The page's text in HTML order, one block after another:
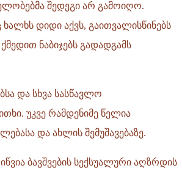
შედეგი არ გამოიღო.
დიდი აქვს, გაითვალისწინებს
ნაბიჯებს გადადგამს
და სხვა სასწავლო
უკვე რამდენიმე წელია
და ახლის შემუშავებაზე.
ბავშვების სექსუალური აღზრდის